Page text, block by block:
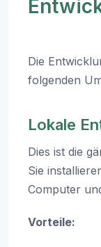
Die
folgenden
Lokale
Dies ist die
Sie
Computer
Vorteile: